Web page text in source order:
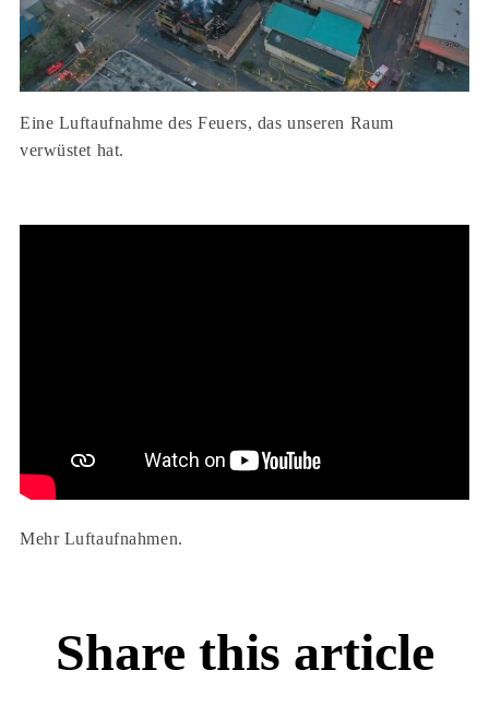
Eine Luftaufnahme des Feuers, das unseren Raum
verwüstet hat.
Mehr Luftaufnahmen.
Share this article